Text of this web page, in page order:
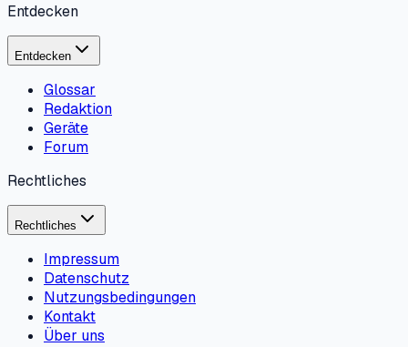
Entdecken
Entdecken
Glossar
Redaktion
Geräte
Forum
Rechtliches
Rechtliches
Impressum
Datenschutz
Nutzungsbedingungen
Kontakt
Über uns